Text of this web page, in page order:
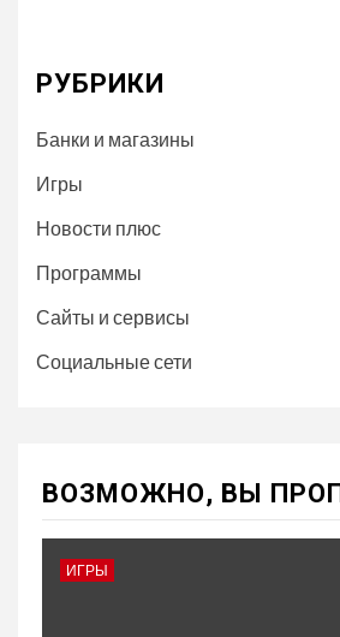
РУБРИКИ
Банки и магазины
Игры
Новости плюс
Программы
Сайты и сервисы
Социальные сети
ВОЗМОЖНО, ВЫ
ИГРЫ